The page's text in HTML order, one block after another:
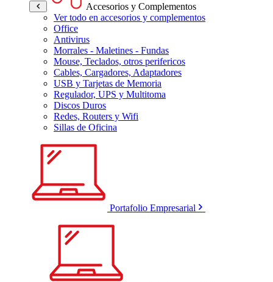
Accesorios y Complementos
Ver todo en accesorios y complementos
Office
Antivirus
Morrales - Maletines - Fundas
Mouse, Teclados, otros perifericos
Cables, Cargadores, Adaptadores
USB y Tarjetas de Memoria
Regulador, UPS y Multitoma
Discos Duros
Redes, Routers y Wifi
Sillas de Oficina
Portafolio Empresarial